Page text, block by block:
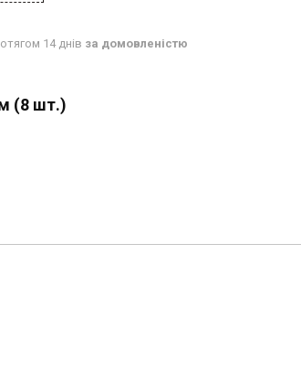
14 днів за домовленістю
(8 шт.)